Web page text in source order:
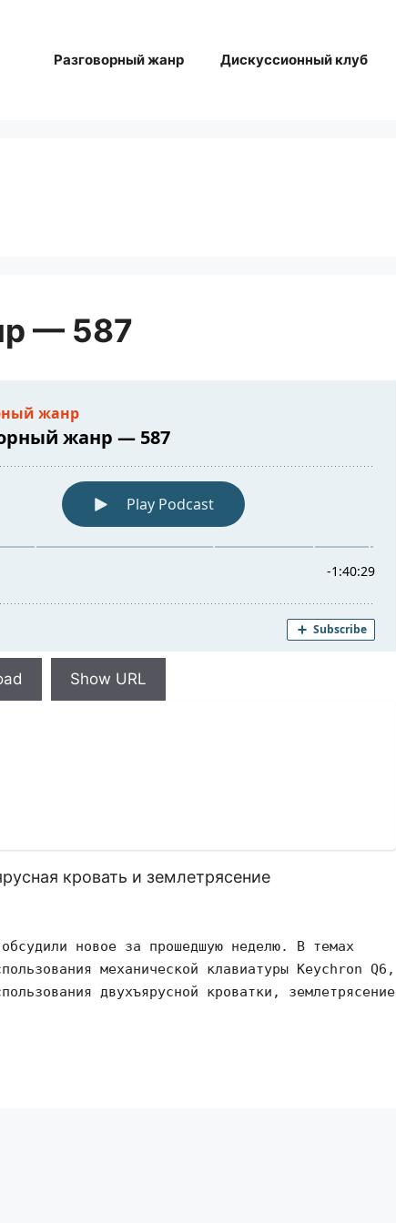
Разговорный жанр Дискуссионный клуб
— 587
Show URL
кровать и землетрясение
новое за прошедшую неделю. В темах
механической клавиатуры Keychron Q6,
двухъярусной кроватки, землетрясение